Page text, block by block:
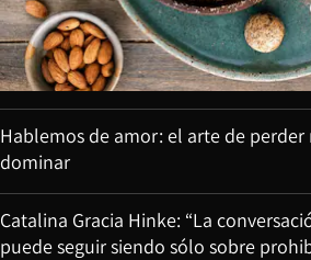
Hablemos de amor: el arte de perder
dominar
Catalina Gracia Hinke: “La
puede seguir siendo sólo sobre